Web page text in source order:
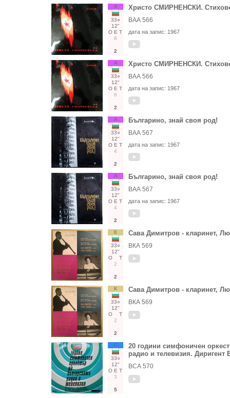
А
33○
12"
О Е Т
8
2
Христо СМИРНЕНСКИ.
ВАА 566
дата на запис: 1967
А
33○
12"
О Е Т
8
2
Христо СМИРНЕНСКИ.
ВАА 566
дата на запис: 1967
А
33○
12"
О Е Т
4
2
Българино, знай своя род!
ВАА 567
дата на запис: 1967
А
33○
12"
О Е Т
4
2
Българино, знай своя род!
ВАА 567
дата на запис: 1967
К
33○
12"
О
Т
2
2
Сава Димитров - кларинет,
ВКА 569
К
33○
12"
О
Т
2
2
Сава Димитров - кларинет,
ВКА 569
С
33○
12"
О Е Т
3
5
20 години симфоничен
радио и телевизия. Диригент
ВСА 570